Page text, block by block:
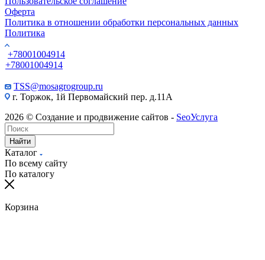
Оферта
Политика в отношении обработки персональных данных
Политика
+78001004914
+78001004914
TSS@mosagrogroup.ru
г. Торжок, 1й Первомайский пер. д.11А
2026 © Создание и продвижение сайтов - SeoУслуга
Найти
Каталог
По всему сайту
По каталогу
Корзина